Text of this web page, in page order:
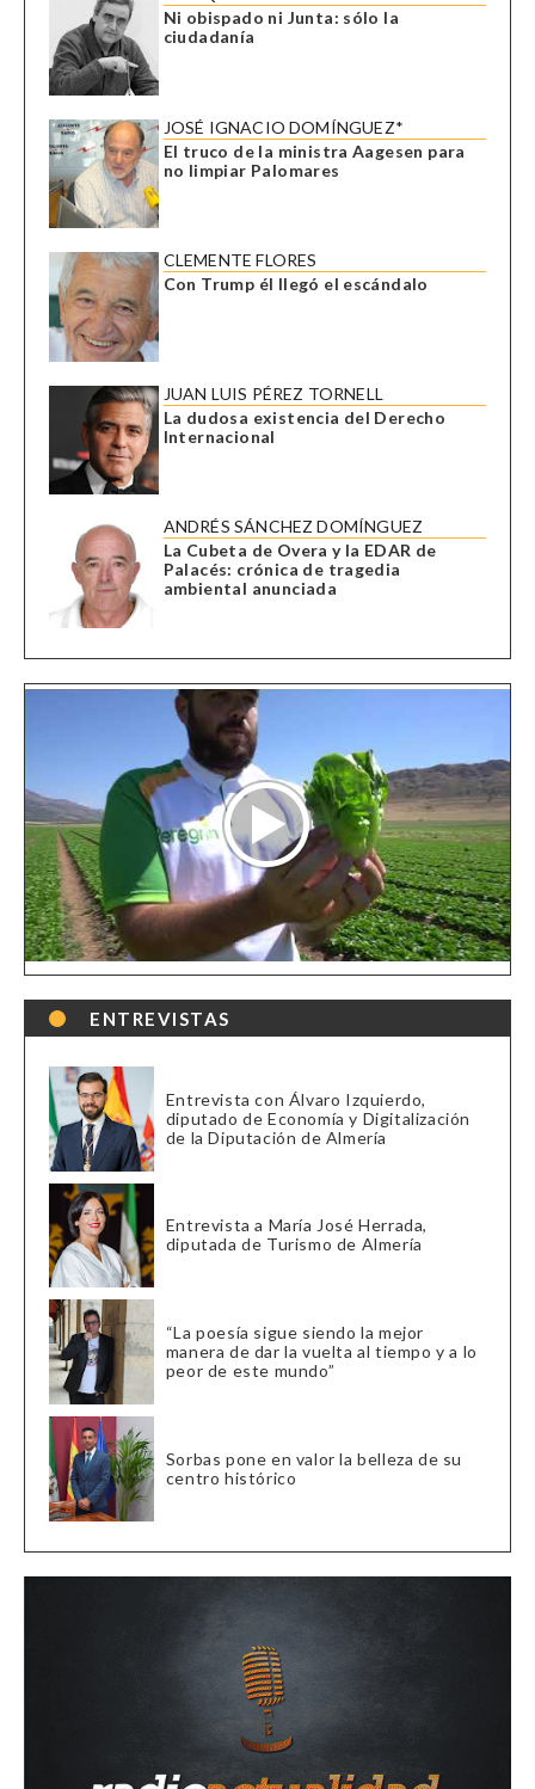
Ni obispado ni Junta: sólo la
ciudadanía
JOSÉ IGNACIO DOMÍNGUEZ*
El truco de la ministra Aagesen para
no limpiar Palomares
CLEMENTE FLORES
Con Trump él llegó el escándalo
JUAN LUIS PÉREZ TORNELL
La dudosa existencia del Derecho
Internacional
ANDRÉS SÁNCHEZ DOMÍNGUEZ
La Cubeta de Overa y la EDAR de
Palacés: crónica de tragedia
ambiental anunciada
ENTREVISTAS
Entrevista con Álvaro Izquierdo,
diputado de Economía y Digitalización
de la Diputación de Almería
Entrevista a María José Herrada,
diputada de Turismo de Almería
“La poesía sigue siendo la mejor
manera de dar la vuelta al tiempo y a lo
peor de este mundo”
Sorbas pone en valor la belleza de su
centro histórico